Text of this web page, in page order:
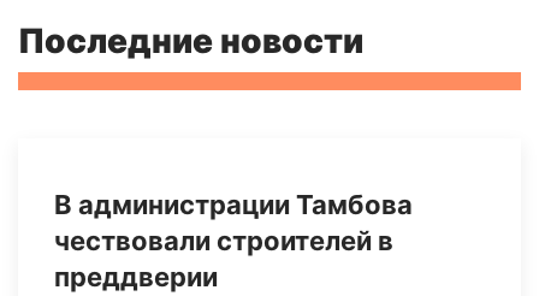
Последние новости
В администрации Тамбова
чествовали строителей в
преддверии